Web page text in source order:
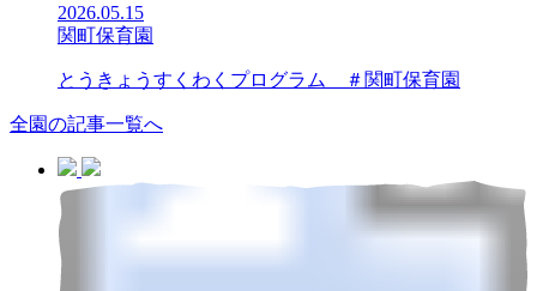
2026.05.15
関町保育園
とうきょうすくわくプログラム ＃関町保育園
全園の記事一覧へ